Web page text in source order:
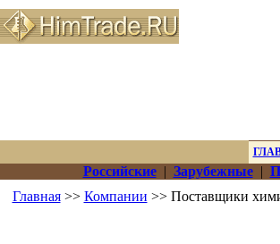
Российские| Зарубежные|
Главная>> Компании >> Поставщики